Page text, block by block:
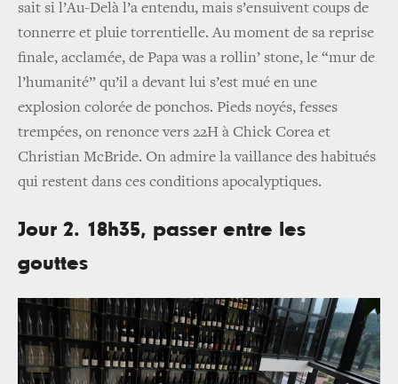
sait si l’Au-Delà l’a entendu, mais s’ensuivent coups de
tonnerre et pluie torrentielle. Au moment de sa reprise
finale, acclamée, de Papa was a rollin’ stone, le “mur de
l’humanité” qu’il a devant lui s’est mué en une
explosion colorée de ponchos. Pieds noyés, fesses
trempées, on renonce vers 22H à Chick Corea et
Christian McBride. On admire la vaillance des habitués
qui restent dans ces conditions apocalyptiques.
Jour 2. 18h35, passer entre les
gouttes